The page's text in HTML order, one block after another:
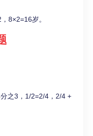
8×2=16岁。
之3，1/2=2/4，2/4 +